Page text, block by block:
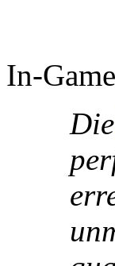
In-
Die